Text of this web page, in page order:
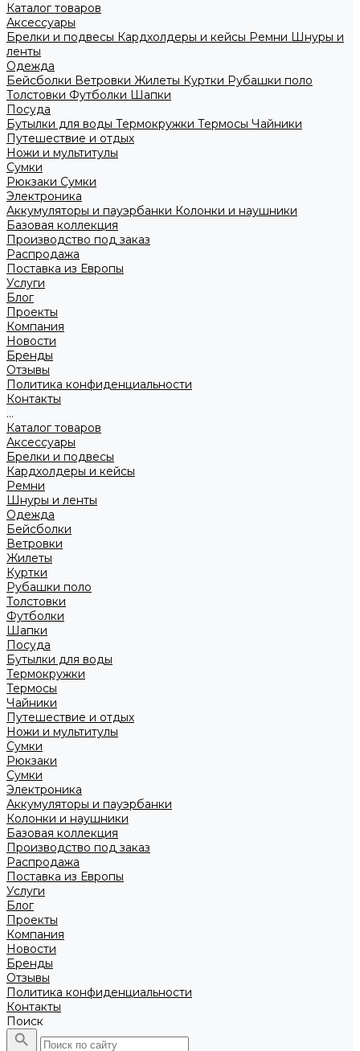
Каталог товаров
Аксессуары
Брелки и подвесы Кардхолдеры и кейсы Ремни Шнуры и
ленты
Одежда
Бейсболки Ветровки Жилеты Куртки Рубашки поло
Толстовки Футболки Шапки
Посуда
Бутылки для воды Термокружки Термосы Чайники
Путешествие и отдых
Ножи и мультитулы
Сумки
Рюкзаки Сумки
Электроника
Аккумуляторы и пауэрбанки Колонки и наушники
Базовая коллекция
Производство под заказ
Распродажа
Поставка из Европы
Услуги
Блог
Проекты
Компания
Новости
Бренды
Отзывы
Политика конфиденциальности
Контакты
...
Каталог товаров
Аксессуары
Брелки и подвесы
Кардхолдеры и кейсы
Ремни
Шнуры и ленты
Одежда
Бейсболки
Ветровки
Жилеты
Куртки
Рубашки поло
Толстовки
Футболки
Шапки
Посуда
Бутылки для воды
Термокружки
Термосы
Чайники
Путешествие и отдых
Ножи и мультитулы
Сумки
Рюкзаки
Сумки
Электроника
Аккумуляторы и пауэрбанки
Колонки и наушники
Базовая коллекция
Производство под заказ
Распродажа
Поставка из Европы
Услуги
Блог
Проекты
Компания
Новости
Бренды
Отзывы
Политика конфиденциальности
Контакты
Поиск